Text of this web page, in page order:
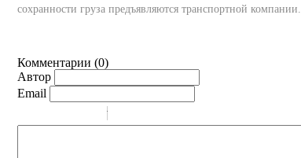
сохранности груза предъявляются транспортной компании.
Комментарии (0)
Автор
Email
-
-